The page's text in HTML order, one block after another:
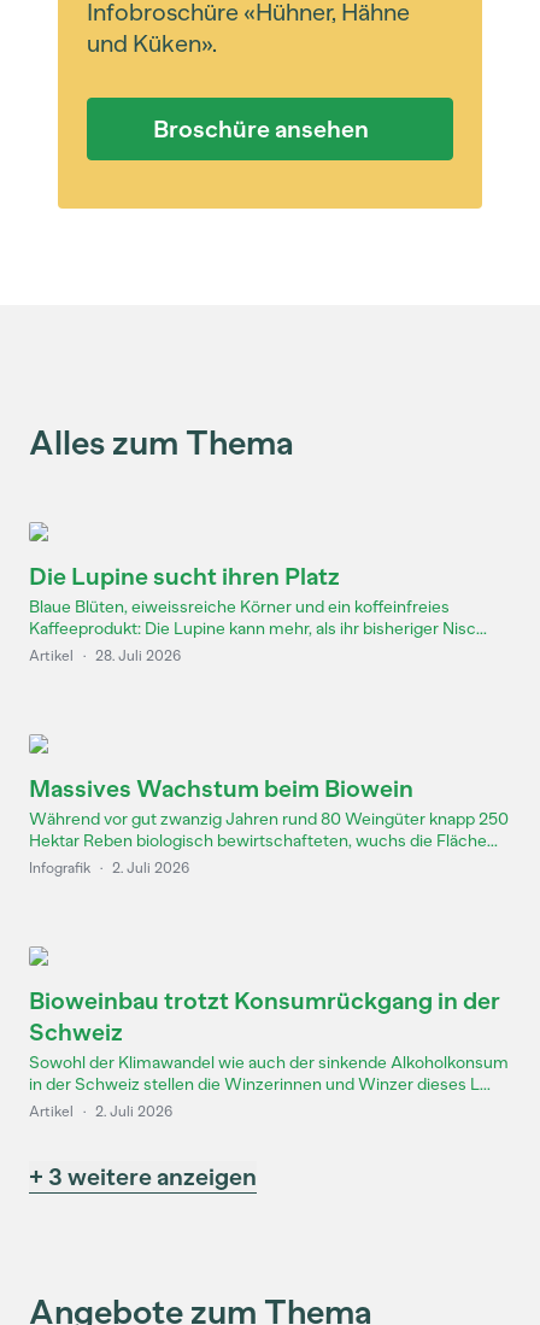
Infobroschüre «Hühner, Hähne
und Küken».
Broschüre ansehen
Alles zum Thema
Die Lupine sucht ihren Platz
Blaue Blüten, eiweissreiche Körner und ein koffeinfreies
Kaffeeprodukt: Die Lupine kann mehr, als ihr bisheriger Nisc...
Artikel · 28. Juli 2026
Massives Wachstum beim Biowein
Während vor gut zwanzig Jahren rund 80 Weingüter knapp 250
Hektar Reben biologisch bewirtschafteten, wuchs die Fläche...
Infografik · 2. Juli 2026
Bioweinbau trotzt Konsumrückgang in der
Schweiz
Sowohl der Klimawandel wie auch der sinkende Alkoholkonsum
in der Schweiz stellen die Winzerinnen und Winzer dieses L...
Artikel · 2. Juli 2026
+ 3 weitere anzeigen
Angebote zum Thema